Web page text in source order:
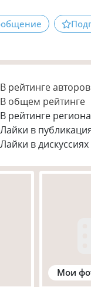
В рейтинге авторов
В общем рейтинге
В рейтинге региона
Лайки в
Лайки в дискуссиях
Мои